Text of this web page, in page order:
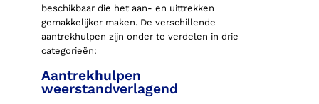
beschikbaar die het aan- en uittrekken
gemakkelijker maken. De verschillende
aantrekhulpen zijn onder te verdelen in drie
categorieën:
Aantrekhulpen
weerstandverlagend